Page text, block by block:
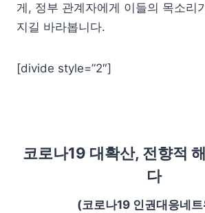
게, 정부 관계자에게 이들의 목소리
지길 바라봅니다.
[divide style=”2″]
코로나19 대확산, 전향적
다
(코로나19 인권대응네